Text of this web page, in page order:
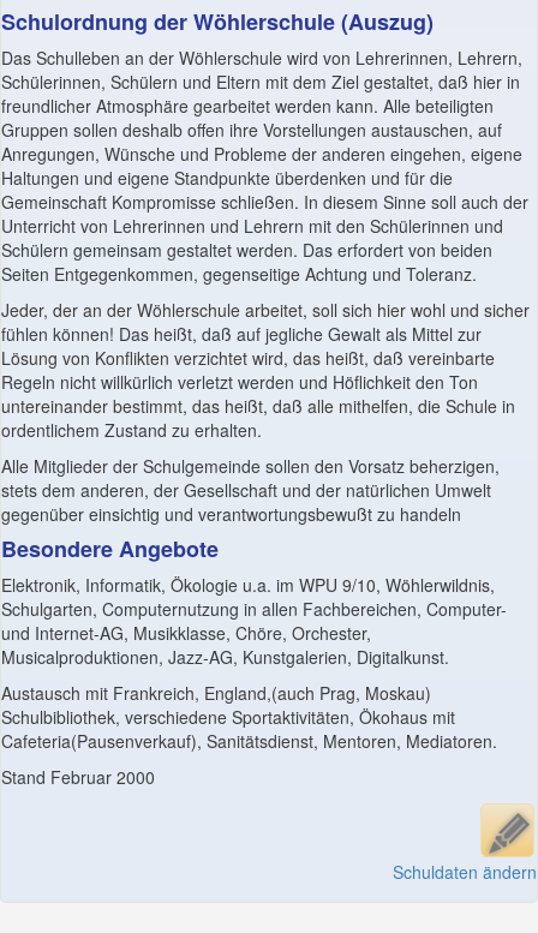
Schulordnung der Wöhlerschule (Auszug)
Das Schulleben an der Wöhlerschule wird von Lehrerinnen, Lehrern,
Schülerinnen, Schülern und Eltern mit dem Ziel gestaltet, daß hier in
freundlicher Atmosphäre gearbeitet werden kann. Alle beteiligten
Gruppen sollen deshalb offen ihre Vorstellungen austauschen, auf
Anregungen, Wünsche und Probleme der anderen eingehen, eigene
Haltungen und eigene Standpunkte überdenken und für die
Gemeinschaft Kompromisse schließen. In diesem Sinne soll auch der
Unterricht von Lehrerinnen und Lehrern mit den Schülerinnen und
Schülern gemeinsam gestaltet werden. Das erfordert von beiden
Seiten Entgegenkommen, gegenseitige Achtung und Toleranz.
Jeder, der an der Wöhlerschule arbeitet, soll sich hier wohl und sicher
fühlen können! Das heißt, daß auf jegliche Gewalt als Mittel zur
Lösung von Konflikten verzichtet wird, das heißt, daß vereinbarte
Regeln nicht willkürlich verletzt werden und Höflichkeit den Ton
untereinander bestimmt, das heißt, daß alle mithelfen, die Schule in
ordentlichem Zustand zu erhalten.
Alle Mitglieder der Schulgemeinde sollen den Vorsatz beherzigen,
stets dem anderen, der Gesellschaft und der natürlichen Umwelt
gegenüber einsichtig und verantwortungsbewußt zu handeln
Besondere Angebote
Elektronik, Informatik, Ökologie u.a. im WPU 9/10, Wöhlerwildnis,
Schulgarten, Computernutzung in allen Fachbereichen, Computer-
und Internet-AG, Musikklasse, Chöre, Orchester,
Musicalproduktionen, Jazz-AG, Kunstgalerien, Digitalkunst.
Austausch mit Frankreich, England,(auch Prag, Moskau)
Schulbibliothek, verschiedene Sportaktivitäten, Ökohaus mit
Cafeteria(Pausenverkauf), Sanitätsdienst, Mentoren, Mediatoren.
Stand Februar 2000
Schuldaten ändern